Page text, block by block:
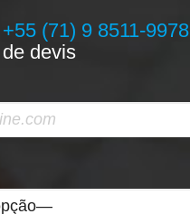
+55 (71) 9 8511-9978
devis